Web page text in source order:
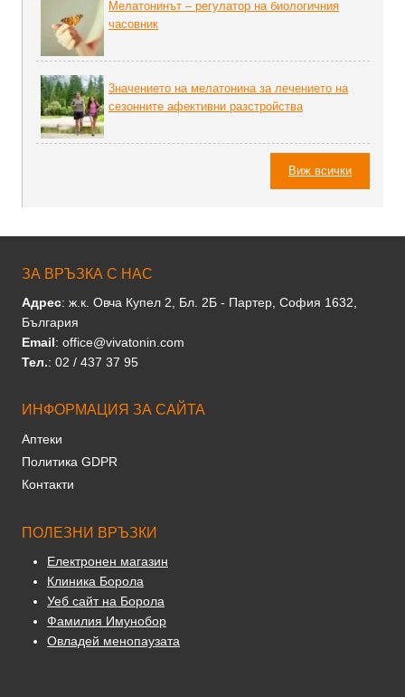
Мелатонинът – регулатор на биoлoгичния
часовник
3начението на мелатонина за лечението на
сезонните афективни разстройства
Виж всички
ЗА ВРЪЗКА С НАС
Адрес: ж.к. Овча Купел 2, Бл. 2Б - Партер, София 1632,
България
Email: office@vivatonin.com
Тел.: 02 / 437 37 95
ИНФОРМАЦИЯ ЗА САЙТА
Аптеки
Политика GDPR
Контакти
ПОЛЕЗНИ ВРЪЗКИ
Електронен магазин
Клиника Борола
Уеб сайт на Борола
Фамилия Имунобор
Овладей менопаузата